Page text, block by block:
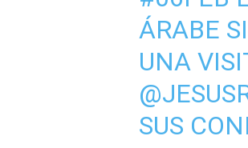
ÁRABE
UNA
SUS